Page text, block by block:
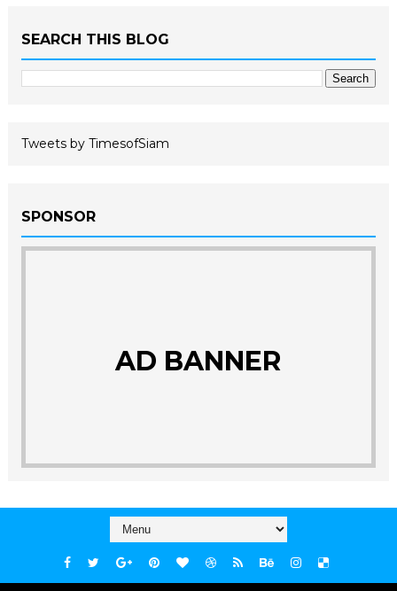
SEARCH THIS BLOG
Tweets by TimesofSiam
SPONSOR
AD BANNER